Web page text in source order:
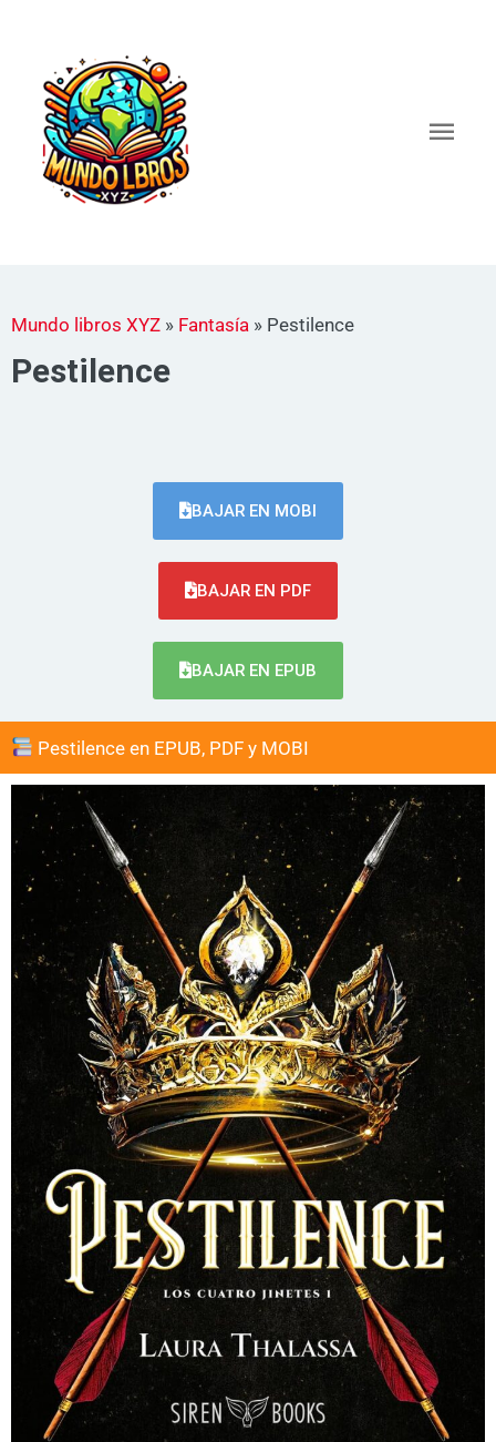
contenido
Mundo libros XYZ » Fantasía » Pestilence
Pestilence
BAJAR EN MOBI
BAJAR EN PDF
BAJAR EN EPUB
Pestilence en EPUB, PDF y MOBI